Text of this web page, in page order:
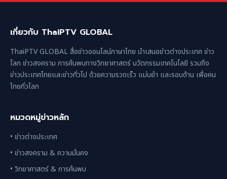
เกี่ยวกับ ThaiPTV GLOBAL
ThaiPTV GLOBAL สื่อข่าวออนไลน์ภาษาไทย นำเสนอข่าวต่างประเทศ ข่าว
โลก ข่าวสงคราม การค้นพบทางวิทยาศาสตร์ นวัตกรรมเทคโนโลยี รวมถึง
ข่าวประเทศไทยและข่าวทั่วไป ด้วยความรวดเร็ว แม่นยำ และรอบด้าน เพื่อคน
ไทยทั่วโลก
หมวดหมู่ข่าวหลัก
• ข่าวต่างประเทศ
• ข่าวสงคราม & ความมั่นคง
• วิทยาศาสตร์ & การค้นพบ